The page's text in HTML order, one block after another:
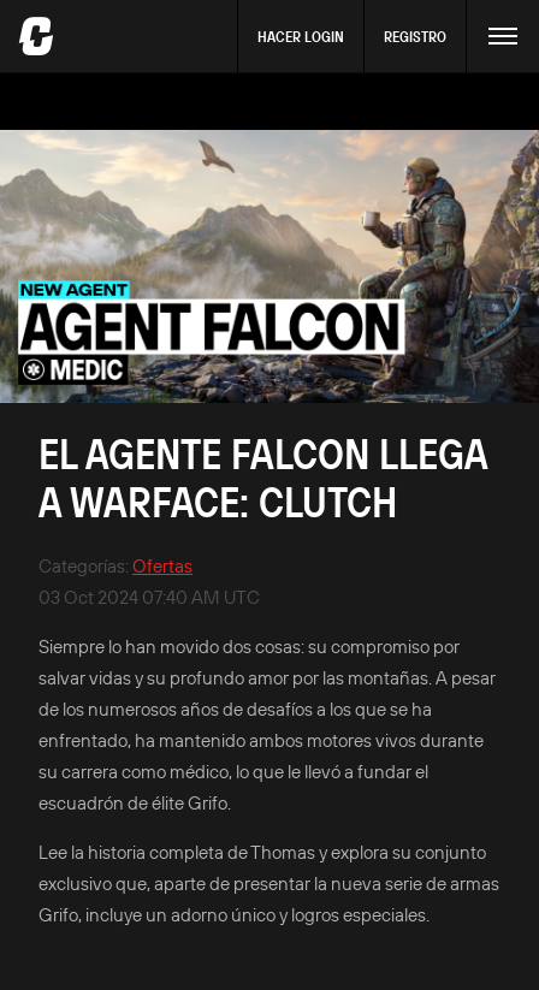
HACER LOGIN REGISTRO
EL AGENTE FALCON LLEGA
A WARFACE: CLUTCH
Categorías: Ofertas
03 Oct 2024 07:40 AM UTC
Siempre lo han movido dos cosas: su compromiso por
salvar vidas y su profundo amor por las montañas. A pesar
de los numerosos años de desafíos a los que se ha
enfrentado, ha mantenido ambos motores vivos durante
su carrera como médico, lo que le llevó a fundar el
escuadrón de élite Grifo.
Lee la historia completa de Thomas y explora su conjunto
exclusivo que, aparte de presentar la nueva serie de armas
Grifo, incluye un adorno único y logros especiales.